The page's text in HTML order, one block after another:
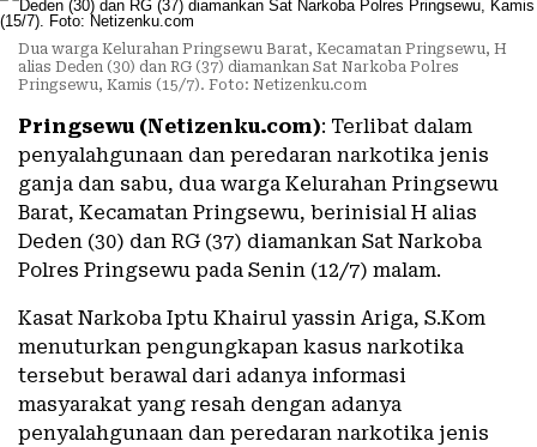
Dua warga Kelurahan Pringsewu Barat, Kecamatan Pringsewu, H
alias Deden (30) dan RG (37) diamankan Sat Narkoba Polres
Pringsewu, Kamis (15/7). Foto: Netizenku.com
Pringsewu (Netizenku.com): Terlibat dalam
penyalahgunaan dan peredaran narkotika jenis
ganja dan sabu, dua warga Kelurahan Pringsewu
Barat, Kecamatan Pringsewu, berinisial H alias
Deden (30) dan RG (37) diamankan Sat Narkoba
Polres Pringsewu pada Senin (12/7) malam.
Kasat Narkoba Iptu Khairul yassin Ariga, S.Kom
menuturkan pengungkapan kasus narkotika
tersebut berawal dari adanya informasi
masyarakat yang resah dengan adanya
penyalahgunaan dan peredaran narkotika jenis